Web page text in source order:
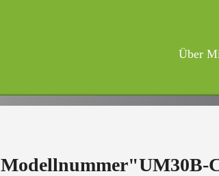
Über
Modellnummer"UM30B-